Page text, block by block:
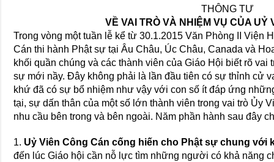
THÔNG TƯ
VỀ VAI TRÒ VÀ NHIỆM VỤ CỦA UỶ
Trong vòng một tuần lễ kể từ 30.1.2015 Văn Phòng II Viện
Cán thi hành Phật sự tại Âu Châu, Úc Châu, Canada và
khối quần chúng và các thành viên của Giáo Hội biết rõ vai
sự mới nầy. Đây không phải là lần đầu tiên có sự thỉnh cử
khứ đã có sự bổ nhiệm như vậy với con số ít đáp ứng
tại, sự dấn thân của một số lớn thành viên trong vai trò Ủy
nhu cầu bên trong và bên ngoài. Năm phần hành sau đây
1. Uỷ Viên Công Cán cống hiến cho Phật sự chung với
đến lúc Giáo hội cần nỗ lực tìm những người có khả năng